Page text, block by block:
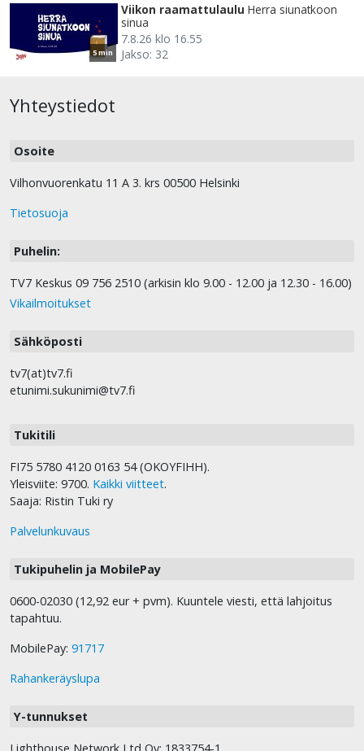
5 min
Viikon raamattulaulu Herra siunatkoon
sinua
7.8.26 klo 16.55
Jakso: 32
Yhteystiedot
Osoite
Vilhonvuorenkatu 11 A 3. krs 00500 Helsinki
Tietosuoja
Puhelin:
TV7 Keskus 09 756 2510 (arkisin klo 9.00 - 12.00 ja 12.30 - 16.00)
Vikailmoitukset
Sähköposti
tv7(at)tv7.fi
etunimi.sukunimi@tv7.fi
Tukitili
FI75 5780 4120 0163 54 (OKOYFIHH).
Yleisviite: 9700. Kaikki viitteet.
Saaja: Ristin Tuki ry
Palvelunkuvaus
Tukipuhelin ja MobilePay
0600-02030 (12,92 eur + pvm). Kuuntele viesti, että lahjoitus
tapahtuu.
MobilePay: 91717
Rahankeräyslupa
Y-tunnukset